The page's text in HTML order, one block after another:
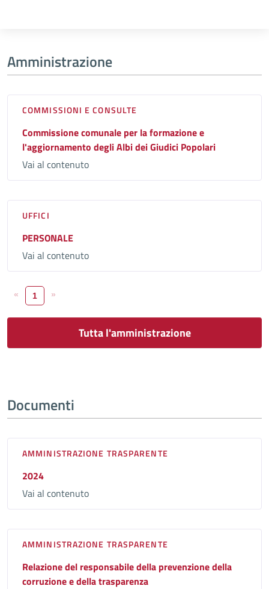
Amministrazione
COMMISSIONI E CONSULTE
Commissione comunale per la formazione e
l'aggiornamento degli Albi dei Giudici Popolari
Vai al contenuto
UFFICI
PERSONALE
Vai al contenuto
« 1 »
Tutta l'amministrazione
Documenti
AMMINISTRAZIONE TRASPARENTE
2024
Vai al contenuto
AMMINISTRAZIONE TRASPARENTE
Relazione del responsabile della prevenzione della
corruzione e della trasparenza